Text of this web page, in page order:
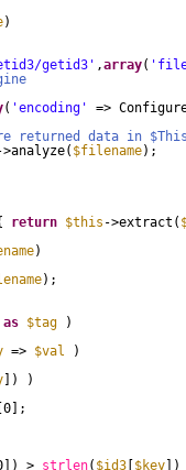
)
getid3' ,array(
( 'encoding'
=>
returned data in
>analyze( $filename);
return $this ->extract(
)
);
as $tag
)
=> $val
)
]) )
[0];
> strlen( $id3 $key